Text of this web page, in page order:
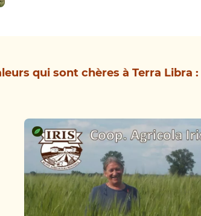
qui sont chères à Terra Libra :